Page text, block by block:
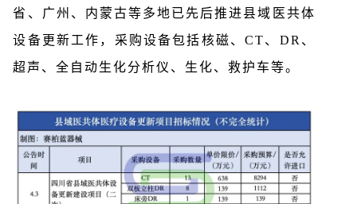
省、广州、内蒙古等多地已先后推进县域医共体
设备更新工作，采购设备包括核磁、CT、DR、
超声、全自动生化分析仪、生化、救护车等。